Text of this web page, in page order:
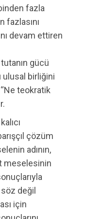
fazla
fazlasını
devam ettiren
gücü
ulusal birliğini
teokratik
çözüm
adının,
meselesinin
söz değil
için